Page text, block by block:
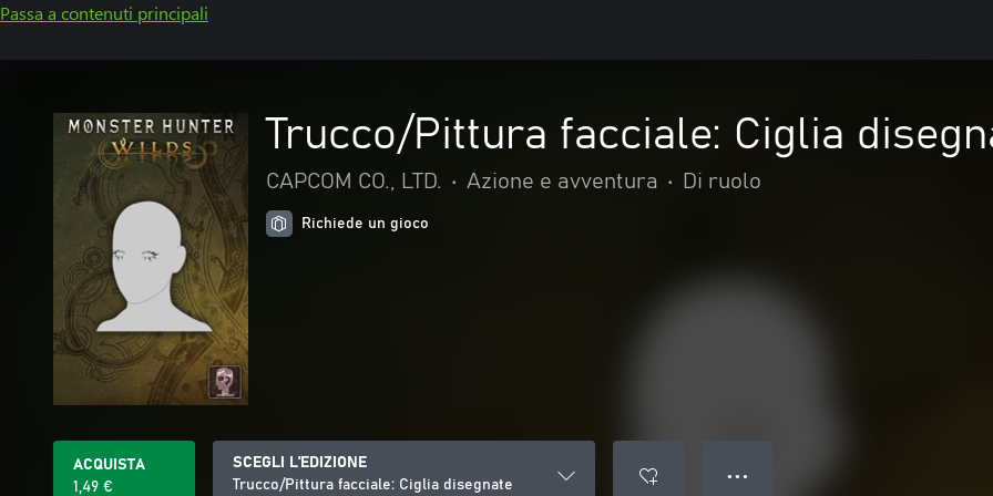
Passa a contenuti principali
Trucco/Pittura facciale: Ciglia
CAPCOM CO., LTD. • Azione e avventura • Di ruolo
Richiede un gioco
ACQUISTA
1,49 €
SCEGLI L'EDIZIONE
Trucco/Pittura facciale: Ciglia disegnate
● ● ●